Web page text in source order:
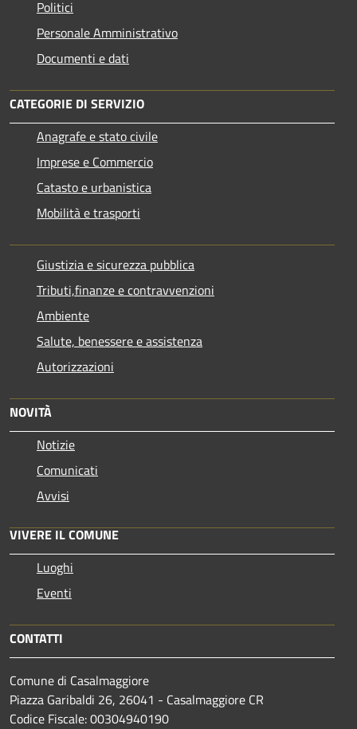
Politici
Personale Amministrativo
Documenti e dati
CATEGORIE DI SERVIZIO
Anagrafe e stato civile
Imprese e Commercio
Catasto e urbanistica
Mobilità e trasporti
Giustizia e sicurezza pubblica
Tributi,finanze e contravvenzioni
Ambiente
Salute, benessere e assistenza
Autorizzazioni
NOVITÀ
Notizie
Comunicati
Avvisi
VIVERE IL COMUNE
Luoghi
Eventi
CONTATTI
Comune di Casalmaggiore
Piazza Garibaldi 26, 26041 - Casalmaggiore CR
Codice Fiscale: 00304940190